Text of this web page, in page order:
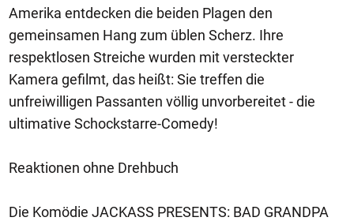
Amerika entdecken die beiden Plagen den
gemeinsamen Hang zum üblen Scherz. Ihre
respektlosen Streiche wurden mit versteckter
Kamera gefilmt, das heißt: Sie treffen die
unfreiwilligen Passanten völlig unvorbereitet - die
ultimative Schockstarre-Comedy!
Reaktionen ohne Drehbuch
Die Komödie JACKASS PRESENTS: BAD GRANDPA